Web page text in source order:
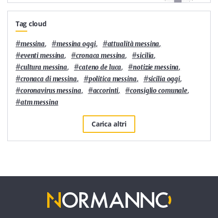
Tag cloud
#messina, #messina oggi, #attualità messina,
#eventi messina, #cronaca messina, #sicilia,
#cultura messina, #cateno de luca, #notizie messina,
#cronaca di messina, #politica messina, #sicilia oggi,
#coronavirus messina, #accorinti, #consiglio comunale,
#atm messina
Carica altri